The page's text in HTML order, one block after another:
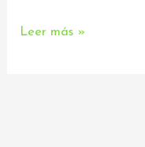
Leer más »